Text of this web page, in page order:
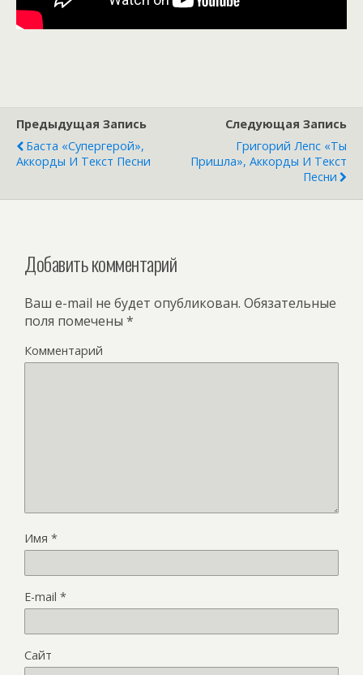
Предыдущая Запись
Баста «Супергерой»,
Аккорды И Текст Песни
Следующая Запись
Григорий Лепс «Ты
Пришла», Аккорды И Текст
Песни
Добавить комментарий
Ваш e-mail не будет опубликован. Обязательные
поля помечены *
Комментарий
Имя *
E-mail *
Сайт